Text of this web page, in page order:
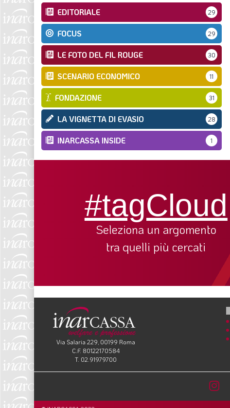
EDITORIALE 29
FOCUS 29
LE FOTO DEL FIL ROUGE 30
SCENARIO ECONOMICO 11
FONDAZIONE 31
LA VIGNETTA DI EVASIO 28
INARCASSA INSIDE 1
#tagCloud
Seleziona un argomento
tra quelli più cercati
Via Salaria 229, 00199 Roma
C.F. 80122170584
T. 02.91979700